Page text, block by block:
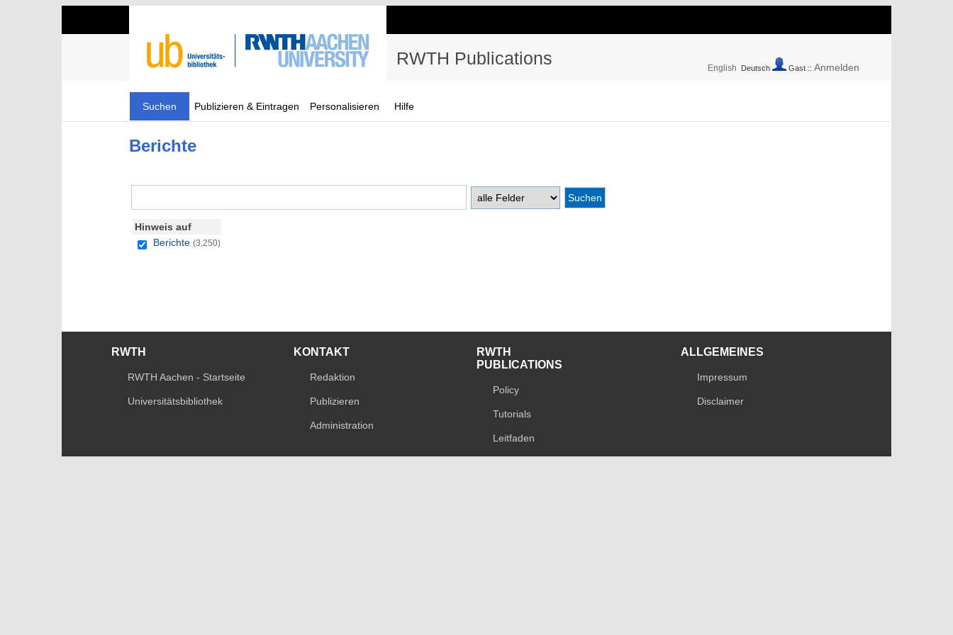
RWTH Publications English Deutsch Gast :: Anmelden
Suchen Publizieren & Eintragen Personalisieren Hilfe
Berichte
Hinweis auf
Berichte (3,250)
RWTH
RWTH Aachen - Startseite
Universitätsbibliothek
KONTAKT
Redaktion
Publizieren
Administration
RWTH
PUBLICATIONS
Policy
Tutorials
Leitfaden
ALLGEMEINES
Impressum
Disclaimer